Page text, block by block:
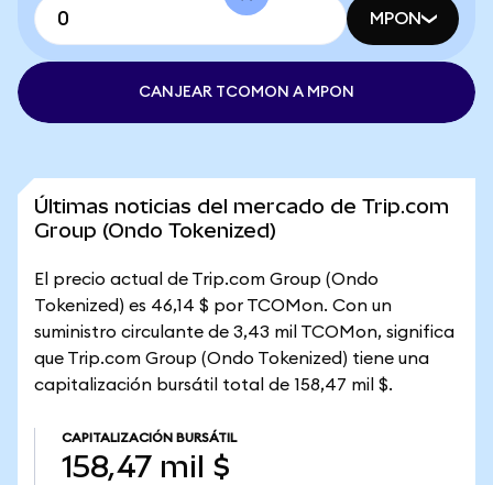
MPON
CANJEAR TCOMON A MPON
Últimas noticias del mercado de Trip.com
Group (Ondo Tokenized)
El precio actual de Trip.com Group (Ondo
Tokenized) es 46,14 $ por TCOMon. Con un
suministro circulante de 3,43 mil TCOMon, significa
que Trip.com Group (Ondo Tokenized) tiene una
capitalización bursátil total de 158,47 mil $.
CAPITALIZACIÓN BURSÁTIL
158,47 mil $